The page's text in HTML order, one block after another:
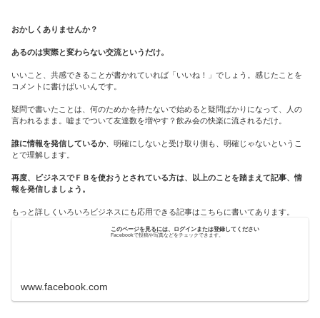
おかしくありませんか？
あるのは実際と変わらない交流というだけ。
いいこと、共感できることが書かれていれば「いいね！」でしょう。感じたことを
コメントに書けばいいんです。
疑問で書いたことは、何のためかを持たないで始めると疑問ばかりになって、人の
言われるまま。嘘までついて友達数を増やす？飲み会の快楽に流されるだけ。
誰に情報を発信しているか、明確にしないと受け取り側も、明確じゃないというこ
とで理解します。
再度、ビジネスでＦＢを使おうとされている方は、以上のことを踏まえて記事、情
報を発信しましょう。
もっと詳しくいろいろビジネスにも応用できる記事はこちらに書いてあります。
このページを見るには、ログインまたは登録してください
Facebookで投稿や写真などをチェックできます。
www.facebook.com